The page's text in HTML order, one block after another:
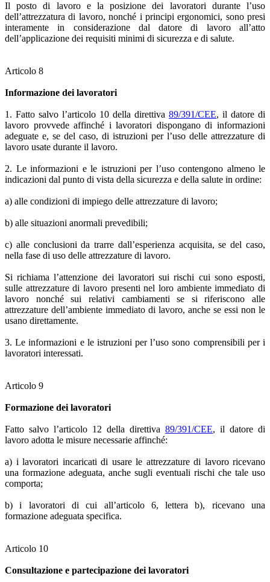
Il posto di lavoro e la posizione dei lavoratori durante l’uso
dell’attrezzatura di lavoro, nonché i principi ergonomici, sono presi
interamente in considerazione dal datore di lavoro all’atto
dell’applicazione dei requisiti minimi di sicurezza e di salute.
Articolo 8
Informazione dei lavoratori
1. Fatto salvo l’articolo 10 della direttiva 89/391/CEE, il datore di
lavoro provvede affinché i lavoratori dispongano di informazioni
adeguate e, se del caso, di istruzioni per l’uso delle attrezzature di
lavoro usate durante il lavoro.
2. Le informazioni e le istruzioni per l’uso contengono almeno le
indicazioni dal punto di vista della sicurezza e della salute in ordine:
a) alle condizioni di impiego delle attrezzature di lavoro;
b) alle situazioni anormali prevedibili;
c) alle conclusioni da trarre dall’esperienza acquisita, se del caso,
nella fase di uso delle attrezzature di lavoro.
Si richiama l’attenzione dei lavoratori sui rischi cui sono esposti,
sulle attrezzature di lavoro presenti nel loro ambiente immediato di
lavoro nonché sui relativi cambiamenti se si riferiscono alle
attrezzature dell’ambiente immediato di lavoro, anche se essi non le
usano direttamente.
3. Le informazioni e le istruzioni per l’uso sono comprensibili per i
lavoratori interessati.
Articolo 9
Formazione dei lavoratori
Fatto salvo l’articolo 12 della direttiva 89/391/CEE, il datore di
lavoro adotta le misure necessarie affinché:
a) i lavoratori incaricati di usare le attrezzature di lavoro ricevano
una formazione adeguata, anche sugli eventuali rischi che tale uso
comporta;
b) i lavoratori di cui all’articolo 6, lettera b), ricevano una
formazione adeguata specifica.
Articolo 10
Consultazione e partecipazione dei lavoratori